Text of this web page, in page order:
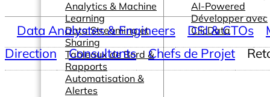
Analytics & Machine
Learning
Data Streaming et
Sharing
Tableaux de Bord &
Rapports
Automatisation &
Alertes
AI-Powered
Développer avec
ClicData
Data Analystes & Engineers DSI & CTOs
Direction
Consultants Chefs de Projet